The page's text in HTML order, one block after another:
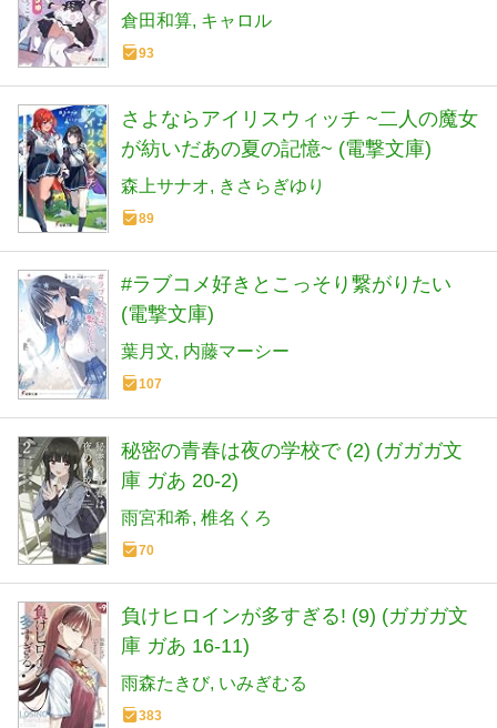
倉田和算 キャロル
93
さよならアイリスウィッチ ~二人の魔女
が紡いだあの夏の記憶~ (電撃文庫)
森上サナオ きさらぎゆり
89
#ラブコメ好きとこっそり繋がりたい
(電撃文庫)
葉月文 内藤マーシー
107
秘密の青春は夜の学校で (2) (ガガガ文
庫 ガあ 20-2)
雨宮和希 椎名くろ
70
負けヒロインが多すぎる! (9) (ガガガ文
庫 ガあ 16-11)
雨森たきび いみぎむる
383